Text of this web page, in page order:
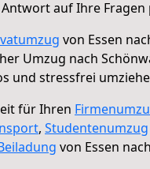
auf Ihre Fragen
von Essen
Umzug nach
und stressfrei
für Ihren
, Studentenumzug
von Essen